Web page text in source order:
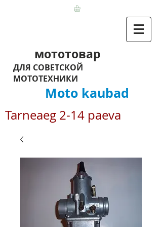
мототовар
ДЛЯ СОВЕТСКОЙ
МОТОТЕХНИКИ
Moto kaubad
Tarneaeg 2-14 paeva